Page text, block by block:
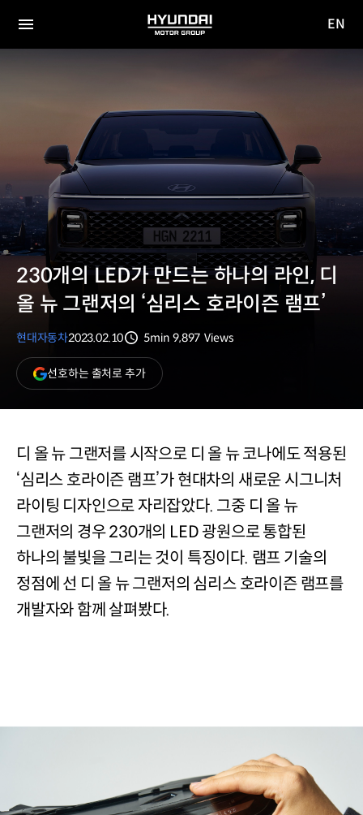
전체
HYUNDAI
MOTOR
EN
230개의 LED가 만드는 하나의 라인, 디
올 뉴 그랜저의 ‘심리스 호라이즌 램프’
현대자동차2023.02.10
5min 9,897 Views
선호하는 출처로 추가(새
창
열림)
디 올 뉴 그랜저를 시작으로 디 올 뉴 코나에도 적용된
‘심리스 호라이즌 램프’가 현대차의 새로운 시그니처
라이팅 디자인으로 자리잡았다. 그중 디 올 뉴
그랜저의 경우 230개의 LED 광원으로 통합된
하나의 불빛을 그리는 것이 특징이다. 램프 기술의
정점에 선 디 올 뉴 그랜저의 심리스 호라이즌 램프를
개발자와 함께 살펴봤다.